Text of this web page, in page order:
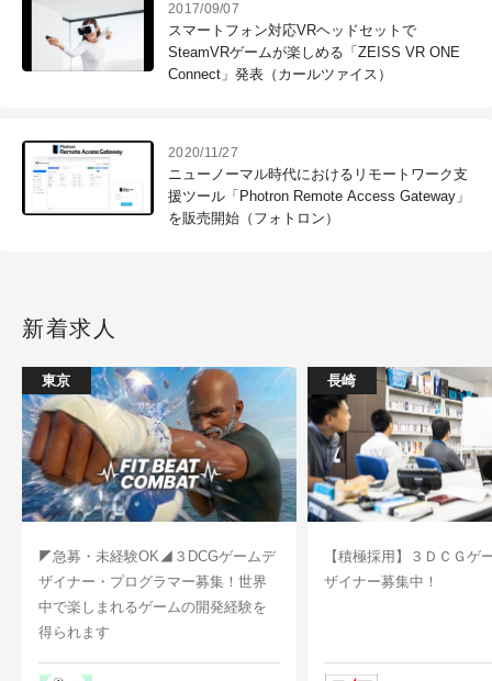
2017/09/07
スマートフォン対応VRヘッドセットで
SteamVRゲームが楽しめる「ZEISS VR ONE
Connect」発表（カールツァイス）
2020/11/27
ニューノーマル時代におけるリモートワーク支
援ツール「Photron Remote Access Gateway」
を販売開始（フォトロン）
新着求人
東京
◤急募・未経験OK◢３DCGゲームデ
ザイナー・プログラマー募集！世界
中で楽しまれるゲームの開発経験を
得られます
長崎
【積極採用】３ＤＣＧゲ
ザイナー募集中！